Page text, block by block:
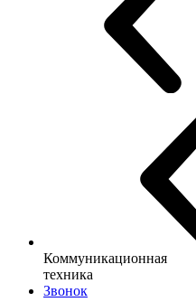
Коммуникационная
техника
Звонок